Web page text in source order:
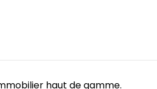
haut de gamme.